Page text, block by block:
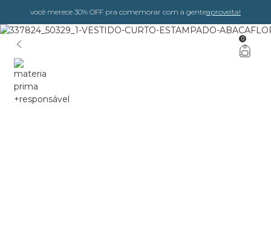
você merece 30% OFF pra comemorar com a genteaproveita!
0